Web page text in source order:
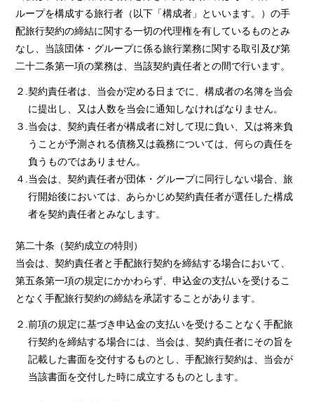
ループを構成する旅行者（以下「構成者」といいます。）の手
配旅行契約の締結に関する一切の代理権を有しているものとみ
なし、当該団体・グループに係る旅行業務に関する取引及び第
二十二条第一項の業務は、当該契約責任者との間で行います。
２.契約責任者は、当会が定める日までに、構成者の名簿を当会
に提出し、又は人数を当会に通知しなければなりません。
３.当会は、契約責任者が構成者に対して現に負い、又は将来負
うことが予測される債務又は義務については、何らの責任を
負うものではありません。
４.当会は、契約責任者が団体・グループに同行しない場合、旅
行開始後においては、あらかじめ契約責任者が選任した構成
者を契約責任者とみなします。
第二十条（契約成立の特則）
当会は、契約責任者と手配旅行契約を締結する場合において、
第五条第一項の規定にかかわらず、申込金の支払いを受けるこ
となく手配旅行契約の締結を承諾することがあります。
２.前項の規定に基づき申込金の支払いを受けることなく手配旅
行契約を締結する場合には、当会は、契約責任者にその旨を
記載した書面を交付するものとし、手配旅行契約は、当会が
当該書面を交付した時に成立するものとします。